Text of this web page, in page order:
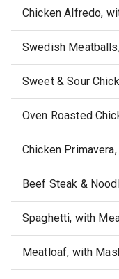
Chicken Alfredo,
Swedish
Sweet & Sour
Oven Roasted
Chicken
Beef Steak &
Spaghetti, with
Meatloaf, with